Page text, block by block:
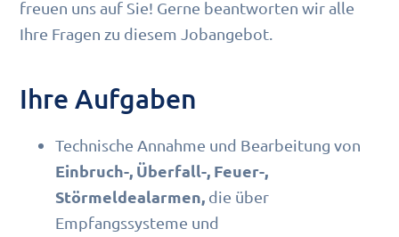
freuen uns auf Sie! Gerne beantworten wir alle
Ihre Fragen zu diesem Jobangebot.
Ihre Aufgaben
Technische Annahme und Bearbeitung von
Einbruch-, Überfall-, Feuer-,
Störmeldealarmen, die über
Empfangssysteme und